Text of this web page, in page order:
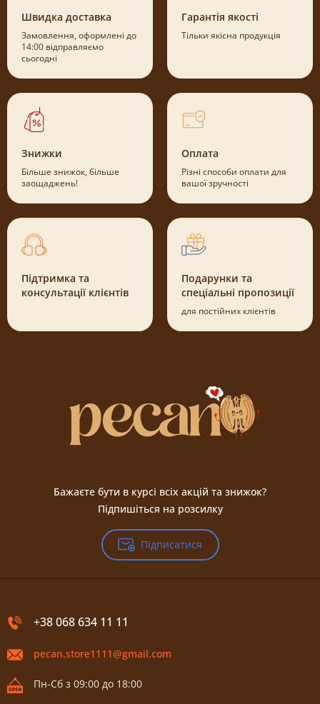
Швидка доставка
Замовлення, оформлені до
14:00 відправляємо
сьогодні
Гарантія якості
Тільки якісна продукція
Знижки
Більше знижок, більше
заощаджень!
Оплата
Різні способи оплати для
вашої зручності
Підтримка та
консультації клієнтів
Подарунки та
спеціальні пропозиції
для постійних клієнтів
Бажаєте бути в курсі всіх акцій та знижок?
Підпишіться на розсилку
Підписатися
+38 068 634 11 11
pecan.store1111@gmail.com
Пн-Сб з 09:00 до 18:00